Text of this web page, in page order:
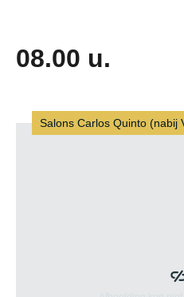
08.00 u.
Salons Carlos Quinto (nabij